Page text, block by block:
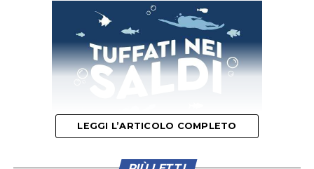
LEGGI L’ARTICOLO COMPLETO